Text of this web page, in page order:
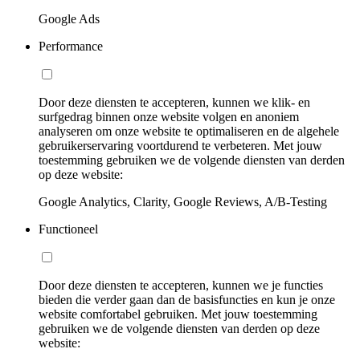
Google Ads
Performance
Door deze diensten te accepteren, kunnen we klik- en
surfgedrag binnen onze website volgen en anoniem
analyseren om onze website te optimaliseren en de algehele
gebruikerservaring voortdurend te verbeteren. Met jouw
toestemming gebruiken we de volgende diensten van derden
op deze website:
Google Analytics, Clarity, Google Reviews, A/B-Testing
Functioneel
Door deze diensten te accepteren, kunnen we je functies
bieden die verder gaan dan de basisfuncties en kun je onze
website comfortabel gebruiken. Met jouw toestemming
gebruiken we de volgende diensten van derden op deze
website: